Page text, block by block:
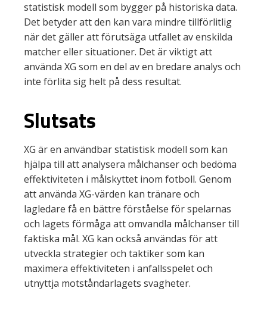
statistisk modell som bygger på historiska data.
Det betyder att den kan vara mindre tillförlitlig
när det gäller att förutsäga utfallet av enskilda
matcher eller situationer. Det är viktigt att
använda XG som en del av en bredare analys och
inte förlita sig helt på dess resultat.
Slutsats
XG är en användbar statistisk modell som kan
hjälpa till att analysera målchanser och bedöma
effektiviteten i målskyttet inom fotboll. Genom
att använda XG-värden kan tränare och
lagledare få en bättre förståelse för spelarnas
och lagets förmåga att omvandla målchanser till
faktiska mål. XG kan också användas för att
utveckla strategier och taktiker som kan
maximera effektiviteten i anfallsspelet och
utnyttja motståndarlagets svagheter.